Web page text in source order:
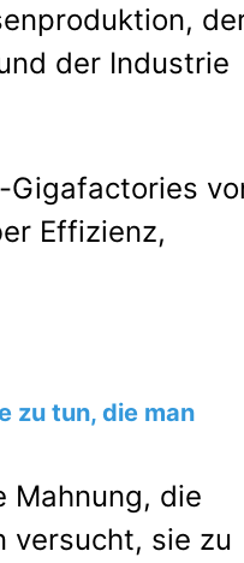
der Industrie
Gigafactories
Effizienz,
zu tun, die man
Mahnung, die
versucht, sie zu